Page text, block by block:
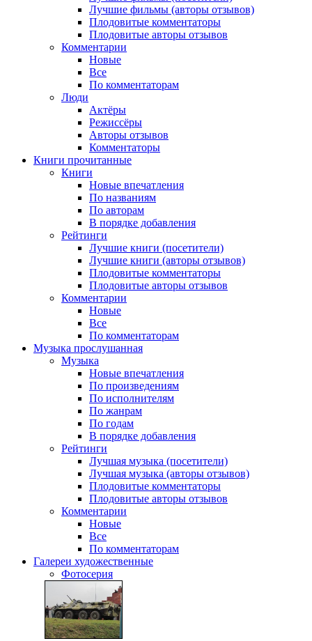
Лучшие фильмы (авторы отзывов)
Плодовитые комментаторы
Плодовитые авторы отзывов
Комментарии
Новые
Все
По комментаторам
Люди
Актёры
Режиссёры
Авторы отзывов
Комментаторы
Книги прочитанные
Книги
Новые впечатления
По названиям
По авторам
В порядке добавления
Рейтинги
Лучшие книги (посетители)
Лучшие книги (авторы отзывов)
Плодовитые комментаторы
Плодовитые авторы отзывов
Комментарии
Новые
Все
По комментаторам
Музыка прослушанная
Музыка
Новые впечатления
По произведениям
По исполнителям
По жанрам
По годам
В порядке добавления
Рейтинги
Лучшая музыка (посетители)
Лучшая музыка (авторы отзывов)
Плодовитые комментаторы
Плодовитые авторы отзывов
Комментарии
Новые
Все
По комментаторам
Галереи художественные
Фотосерия